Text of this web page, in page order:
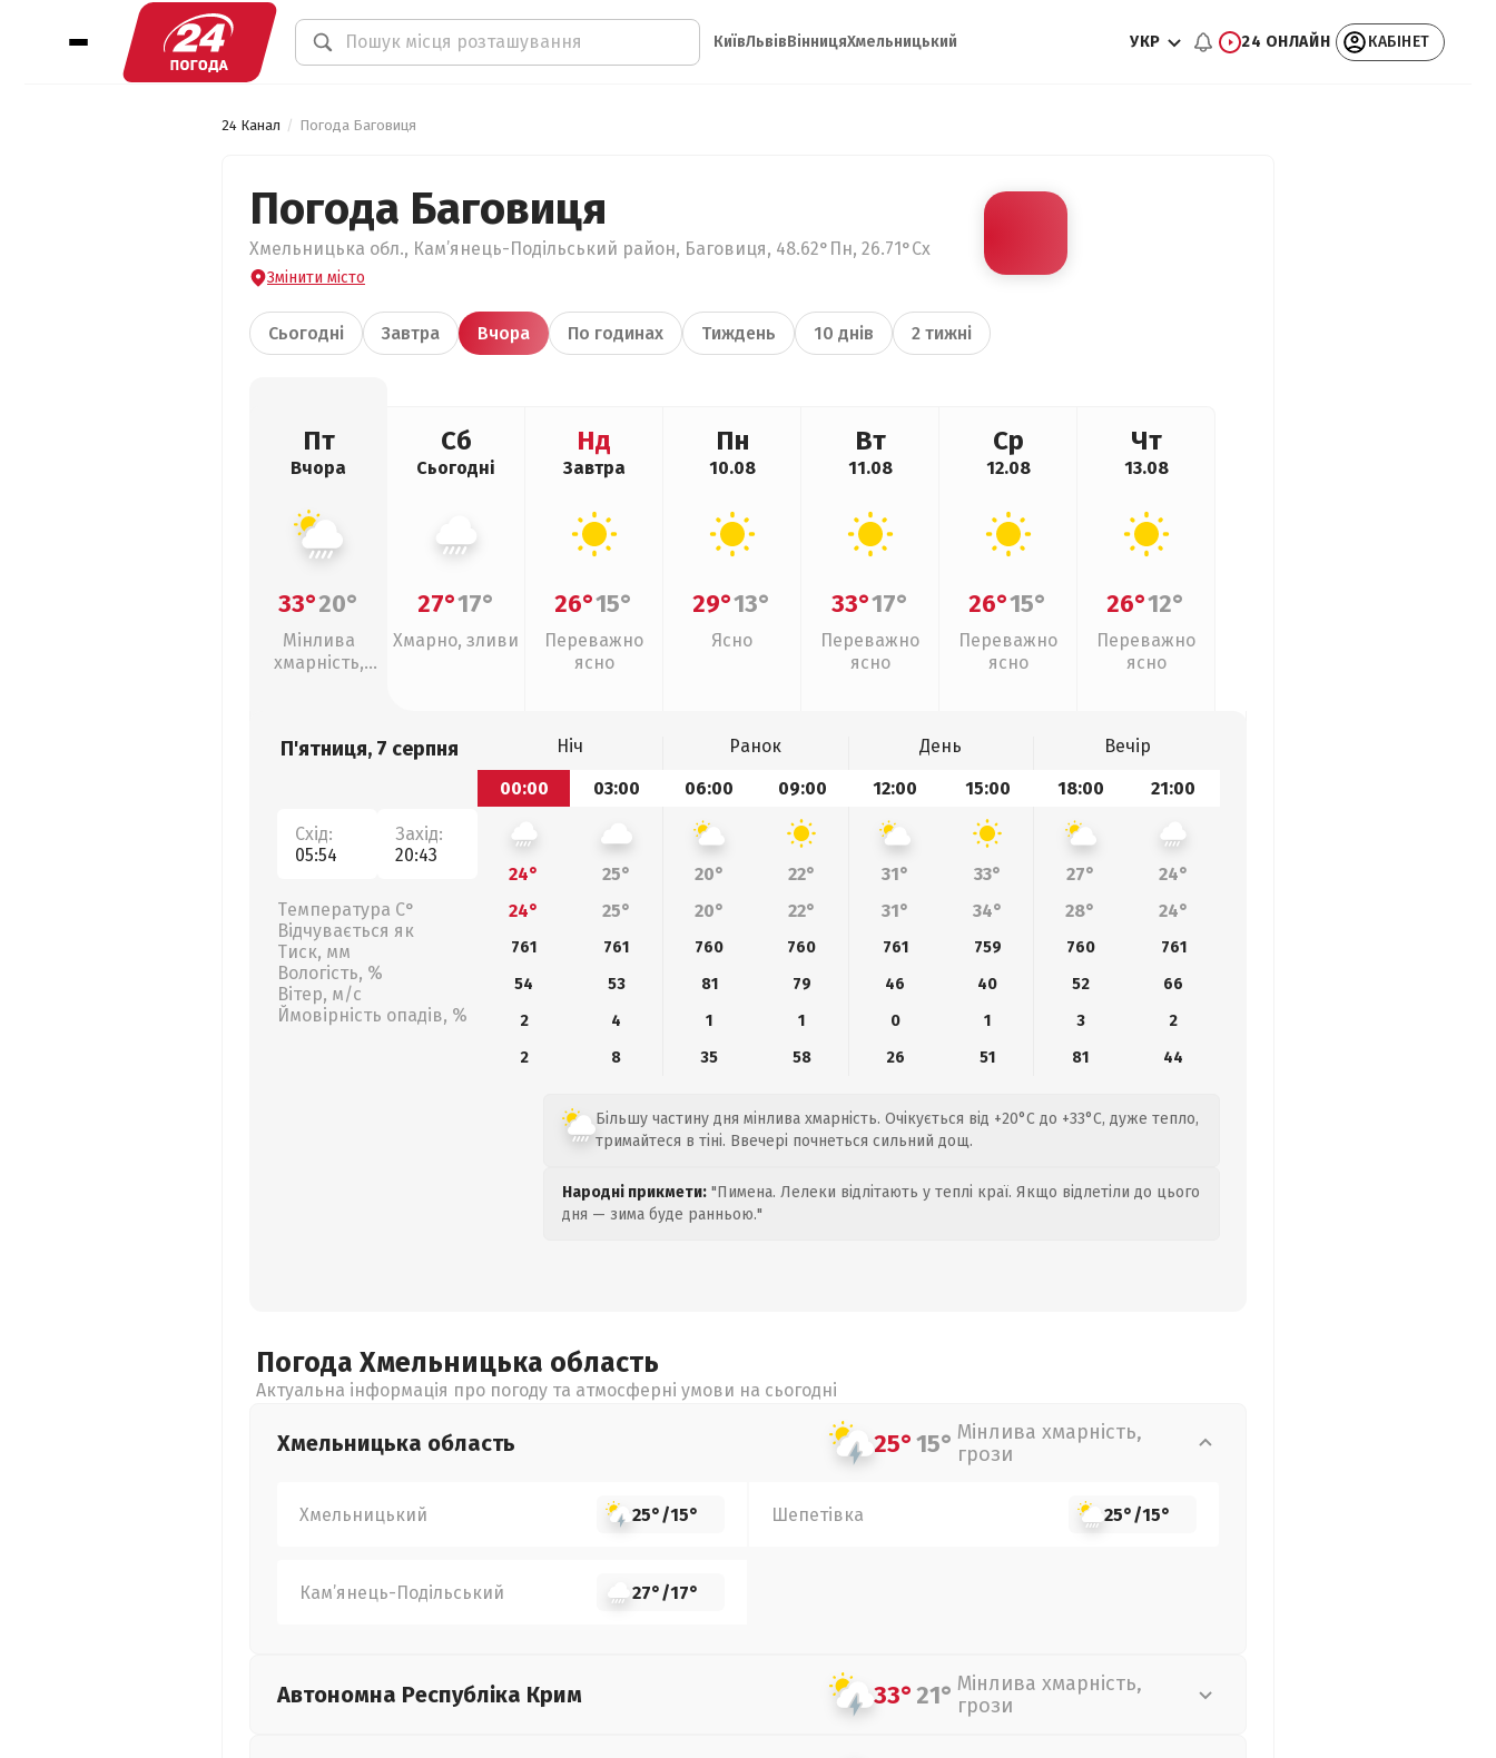
КиївЛьвівВінницяХмельницький УКР 24 ОНЛАЙН КАБІНЕТ
24 Канал Погода Баговиця
Погода Баговиця
Хмельницька обл., Кам’янець-Подільський район, Баговиця, 48.62°Пн, 26.71°Сх
Змінити місто
Сьогодні Завтра Вчора По годинах Тиждень 10 днів 2 тижні
Пт
Вчора
33°20°
Мінлива
хмарність,
Сб
Сьогодні
27°17°
Хмарно, зливи
Нд
Завтра
26°15°
Переважно
ясно
Пн
10.08
29°13°
Ясно
Вт
11.08
33°17°
Переважно
ясно
Ср
12.08
26°15°
Переважно
ясно
Чт
13.08
26°12°
Переважно
ясно
П'ятниця, 7 серпня
Схід:
05:54
Захід:
20:43
Температура С°
Відчувається як
Тиск, мм
Вологість, %
Вітер, м/с
Ймовірність опадів, %
Ніч Ранок День
Вечір
00:00
03:00 06:00 09:00 12:00 15:00 18:00 21:00
24° 25° 20° 22° 31° 33° 27°
24°
24°
25° 20° 22° 31° 34° 28° 24°
761 761 760 760 761 759 760
761
54
53 81 79 46 40 52
66
2
4 1 1 0 1 3
2
2
8 35 58 26 51 81 44
Більшу частину дня мінлива хмарність. Очікується від +20°C до +33°C, дуже тепло,
тримайтеся в тіні. Ввечері почнеться сильний дощ.
Народні прикмети: "Пимена. Лелеки відлітають у теплі краї. Якщо відлетіли до цього
дня — зима буде ранньою."
Погода Хмельницька область
Актуальна інформація про погоду та атмосферні умови на сьогодні
Хмельницька область 25°15° Мінлива хмарність,
грози
Хмельницький 25°/15° Шепетівка 25°/15°
Кам’янець-Подільський 27°/17°
Автономна Республіка Крим 33°21° Мінлива хмарність,
грози